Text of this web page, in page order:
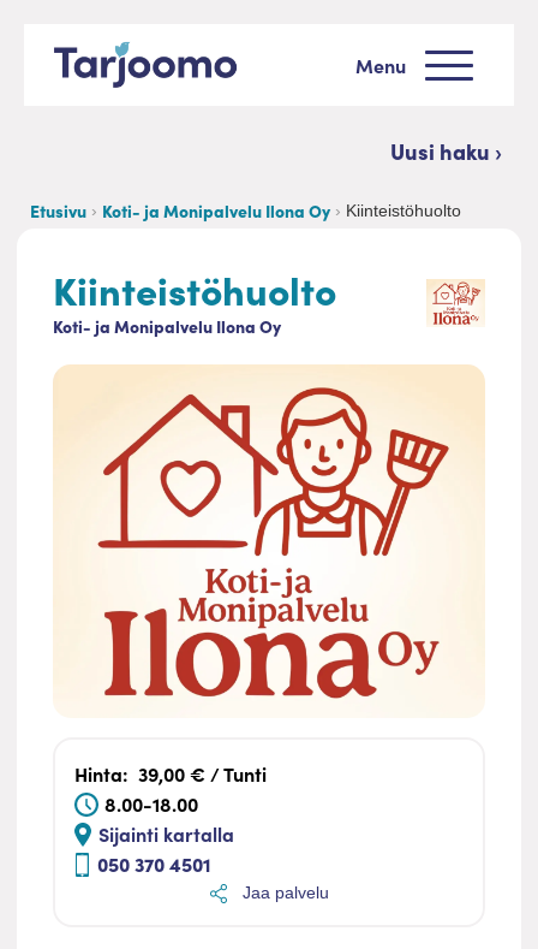
Siirry sisältöön
Menu
Uusi haku ›
Etusivu Koti- ja Monipalvelu Ilona Oy Kiinteistöhuolto
Kiinteistöhuolto
Koti- ja Monipalvelu Ilona Oy
Hinta: 39,00 € / Tunti
8.00-18.00
Sijainti kartalla
050 370 4501
Jaa palvelu